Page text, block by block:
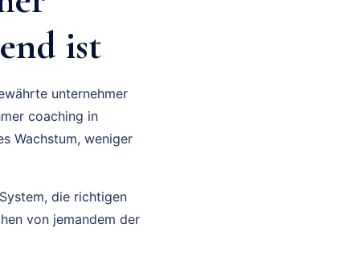
ist
unternehmer
coaching in
Wachstum, weniger
die richtigen
von jemandem der